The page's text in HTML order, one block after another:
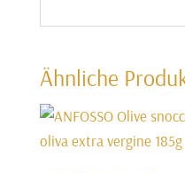
Ähnliche